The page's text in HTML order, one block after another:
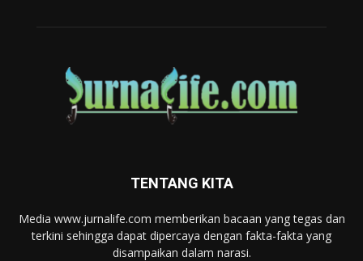
TENTANG KITA
Media www.jurnalife.com memberikan bacaan yang tegas dan
terkini sehingga dapat dipercaya dengan fakta-fakta yang
disampaikan dalam narasi.